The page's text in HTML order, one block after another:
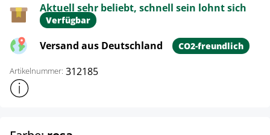
Aktuell sehr beliebt, schnell sein lohnt sich
Verfügbar
Versand aus Deutschland CO2-freundlich
Artikelnummer: 312185
Weitere Produktinformationen anzeigen